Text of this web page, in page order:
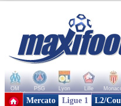
OM PSG Lyon Lille
+ de clubs
Mercato Ligue 1 L2/